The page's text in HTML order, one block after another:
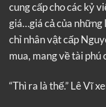
cung cấp cho các kỷ
giá…giá cả của
chỉ nhân vật cấp
mua, mang về tài
“Thì ra là thế.” Lê Vĩ